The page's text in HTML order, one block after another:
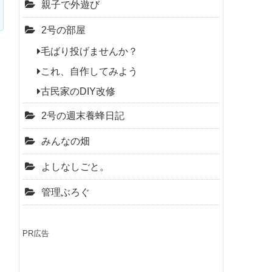
親子で外遊び
2号の部屋
毛ばり投げませんか？
これ、自作してみよう
古民家のDIY改修
2号の週末養蜂日記
みんなの畑
よしなしごと。
管理ぶろぐ
PR広告